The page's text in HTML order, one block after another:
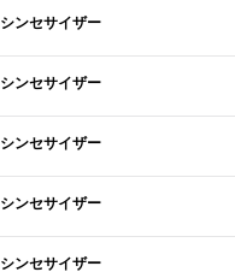
シンセサイザー
シンセサイザー
シンセサイザー
シンセサイザー
シンセサイザー